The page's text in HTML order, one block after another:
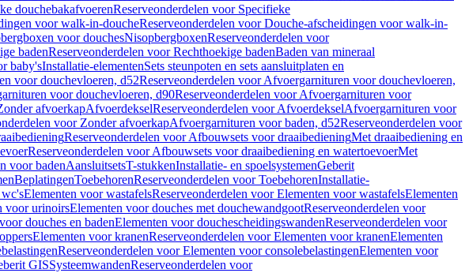
douchebakafvoerenReserveonderdelen voor Specifieke
voor walk-in-doucheReserveonderdelen voor Douche-afscheidingen voor walk-in-
voor douchesNisopbergboxenReserveonderdelen voor
badenReserveonderdelen voor Rechthoekige badenBaden van mineraal
baby'sInstallatie-elementenSets steunpoten en sets aansluitplaten en
voor douchevloeren, d52Reserveonderdelen voor Afvoergarnituren voor douchevloeren,
voor douchevloeren, d90Reserveonderdelen voor Afvoergarnituren voor
afvoerkapAfvoerdekselReserveonderdelen voor AfvoerdekselAfvoergarnituren voor
voor Zonder afvoerkapAfvoergarnituren voor baden, d52Reserveonderdelen voor
Reserveonderdelen voor Afbouwsets voor draaibedieningMet draaibediening en
Reserveonderdelen voor Afbouwsets voor draaibediening en watertoevoerMet
voor badenAansluitsetsT-stukkenInstallatie- en spoelsystemenGeberit
BeplatingenToebehorenReserveonderdelen voor ToebehorenInstallatie-
Elementen voor wastafelsReserveonderdelen voor Elementen voor wastafelsElementen
voor urinoirsElementen voor douches met douchewandgootReserveonderdelen voor
douches en badenElementen voor douchescheidingswandenReserveonderdelen voor
Elementen voor kranenReserveonderdelen voor Elementen voor kranenElementen
Reserveonderdelen voor Elementen voor consolebelastingenElementen voor
GISSysteemwandenReserveonderdelen voor